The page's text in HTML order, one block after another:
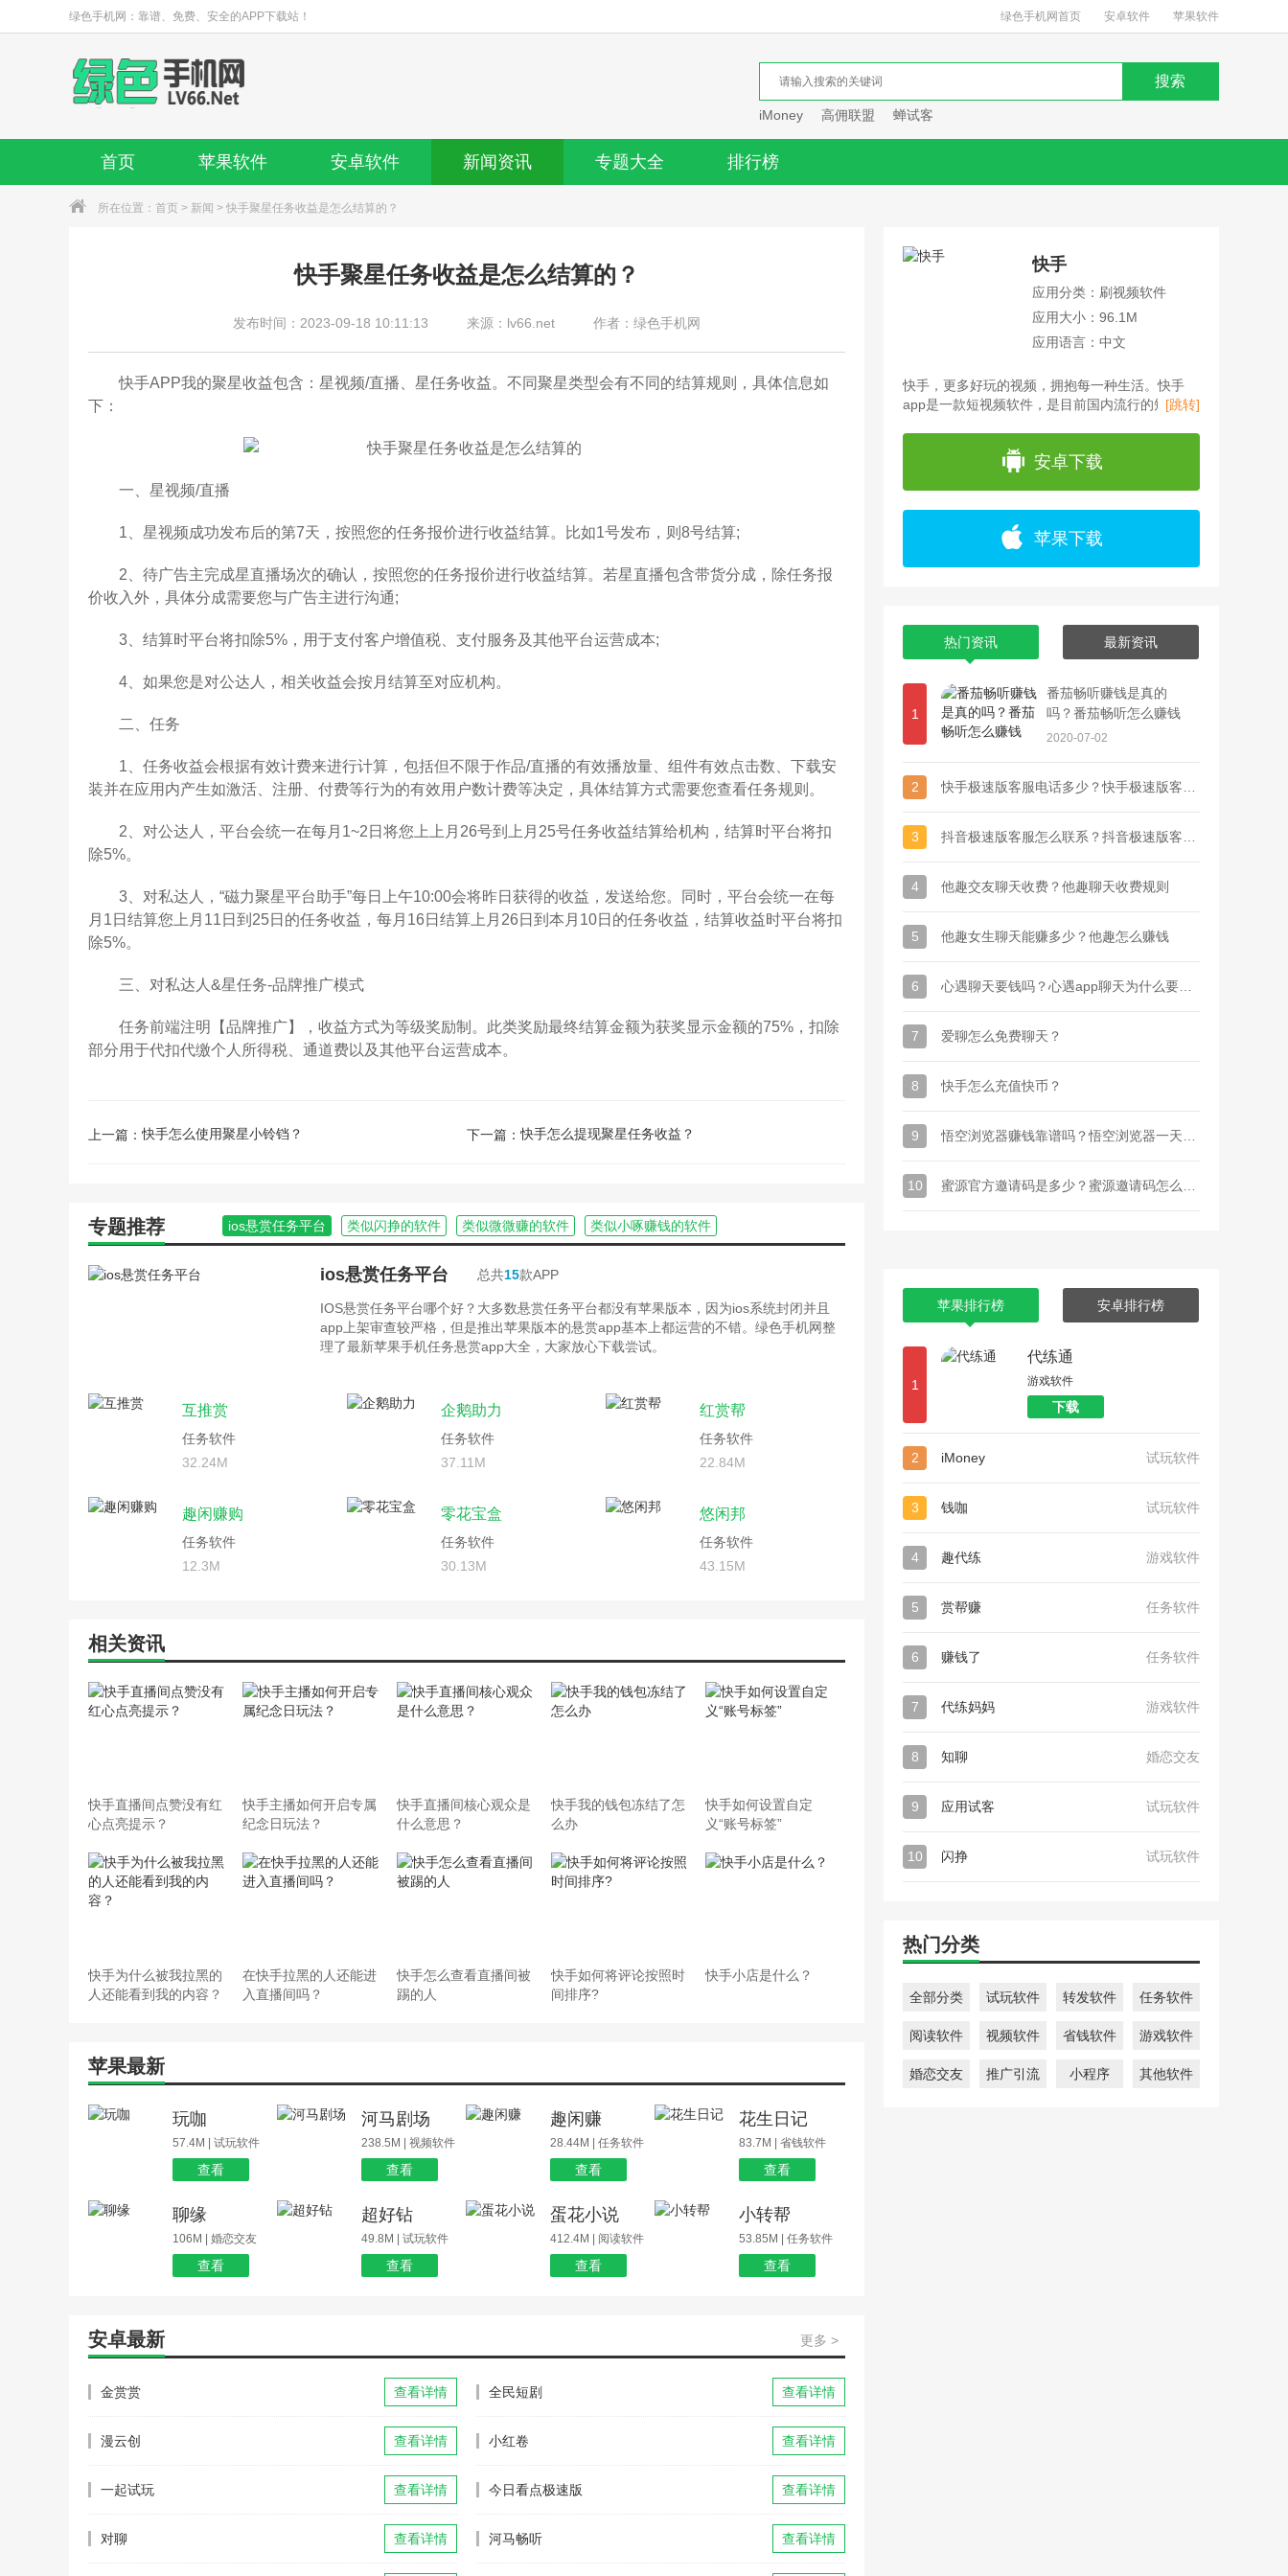
绿色手机网：靠谱、免费、安全的APP下载站！ 绿色手机网首页 安卓软件 苹果软件
iMoney 高佣联盟 蝉试客
首页 苹果软件 安卓软件 新闻资讯 专题大全 排行榜
所在位置： 首页 > 新闻 > 快手聚星任务收益是怎么结算的？
快手聚星任务收益是怎么结算的？
发布时间：2023-09-18 10:11:13 来源：lv66.net 作者：绿色手机网
快手APP我的聚星收益包含：星视频/直播、星任务收益。不同聚星类型会有不同的结算规则，具体信息如
下：
一、星视频/直播
1、星视频成功发布后的第7天，按照您的任务报价进行收益结算。比如1号发布，则8号结算;
2、待广告主完成星直播场次的确认，按照您的任务报价进行收益结算。若星直播包含带货分成，除任务报
价收入外，具体分成需要您与广告主进行沟通;
3、结算时平台将扣除5%，用于支付客户增值税、支付服务及其他平台运营成本;
4、如果您是对公达人，相关收益会按月结算至对应机构。
二、任务
1、任务收益会根据有效计费来进行计算，包括但不限于作品/直播的有效播放量、组件有效点击数、下载安
装并在应用内产生如激活、注册、付费等行为的有效用户数计费等决定，具体结算方式需要您查看任务规则。
2、对公达人，平台会统一在每月1~2日将您上上月26号到上月25号任务收益结算给机构，结算时平台将扣
除5%。
3、对私达人，“磁力聚星平台助手”每日上午10:00会将昨日获得的收益，发送给您。同时，平台会统一在每
月1日结算您上月11日到25日的任务收益，每月16日结算上月26日到本月10日的任务收益，结算收益时平台将扣
除5%。
三、对私达人&星任务-品牌推广模式
任务前端注明【品牌推广】，收益方式为等级奖励制。此类奖励最终结算金额为获奖显示金额的75%，扣除
部分用于代扣代缴个人所得税、通道费以及其他平台运营成本。
上一篇： 快手怎么使用聚星小铃铛？ 下一篇： 快手怎么提现聚星任务收益？
专题推荐 ios悬赏任务平台 类似闪挣的软件 类似微微赚的软件 类似小啄赚钱的软件
ios悬赏任务平台 总共15款APP
IOS悬赏任务平台哪个好？大多数悬赏任务平台都没有苹果版本，因为ios系统封闭并且
app上架审查较严格，但是推出苹果版本的悬赏app基本上都运营的不错。绿色手机网整
理了最新苹果手机任务悬赏app大全，大家放心下载尝试。
互推赏
任务软件
32.24M
企鹅助力
任务软件
37.11M
红赏帮
任务软件
22.84M
趣闲赚购
任务软件
12.3M
零花宝盒
任务软件
30.13M
悠闲邦
任务软件
43.15M
相关资讯
快手直播间点赞没有红
心点亮提示？
快手主播如何开启专属
纪念日玩法？
快手直播间核心观众是
什么意思？
快手我的钱包冻结了怎
么办
快手如何设置自定
义“账号标签”
快手为什么被我拉黑的
人还能看到我的内容？
在快手拉黑的人还能进
入直播间吗？
快手怎么查看直播间被
踢的人
快手如何将评论按照时
间排序?
快手小店是什么？
苹果最新
玩咖
57.4M | 试玩软件
查看
河马剧场
238.5M | 视频软件
查看
趣闲赚
28.44M | 任务软件
查看
花生日记
83.7M | 省钱软件
查看
聊缘
106M | 婚恋交友
查看
超好钻
49.8M | 试玩软件
查看
蛋花小说
412.4M | 阅读软件
查看
小转帮
53.85M | 任务软件
查看
安卓最新 更多 >
金赏赏 查看详情 全民短剧 查看详情
漫云创 查看详情 小红卷 查看详情
一起试玩 查看详情 今日看点极速版 查看详情
对聊 查看详情 河马畅听 查看详情
快手
应用分类：刷视频软件
应用大小：96.1M
应用语言：中文
快手，更多好玩的视频，拥抱每一种生活。快手
app是一款短视频软件，是目前国内流行的短视频
[跳转]
安卓下载
苹果下载
热门资讯 最新资讯
1
番茄畅听赚钱是真的
吗？番茄畅听怎么赚钱
2020-07-02
2
3
4 他趣交友聊天收费？他趣聊天收费规则
5 他趣女生聊天能赚多少？他趣怎么赚钱
6
7 爱聊怎么免费聊天？
8 快手怎么充值快币？
9
10
苹果排行榜 安卓排行榜
1
代练通
游戏软件
下载
2 iMoney 试玩软件
3 钱咖 试玩软件
4 趣代练 游戏软件
5 赏帮赚 任务软件
6 赚钱了 任务软件
7 代练妈妈 游戏软件
8 知聊 婚恋交友
9 应用试客 试玩软件
10 闪挣 试玩软件
热门分类
全部分类 试玩软件 转发软件 任务软件
阅读软件 视频软件 省钱软件 游戏软件
婚恋交友 推广引流 小程序 其他软件